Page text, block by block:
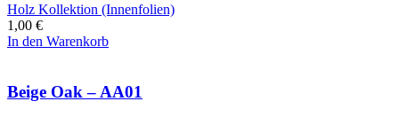
Holz Kollektion (Innenfolien)
1,00 €
In den Warenkorb
Beige Oak – AA01